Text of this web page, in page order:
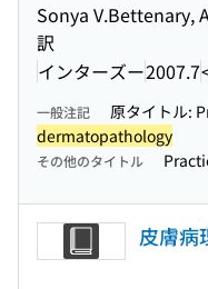
Sonya V.Bettenary,
訳
インターズー2007.7
一般注記
原タイトル:
dermatopathology
その他のタイトル
皮膚病